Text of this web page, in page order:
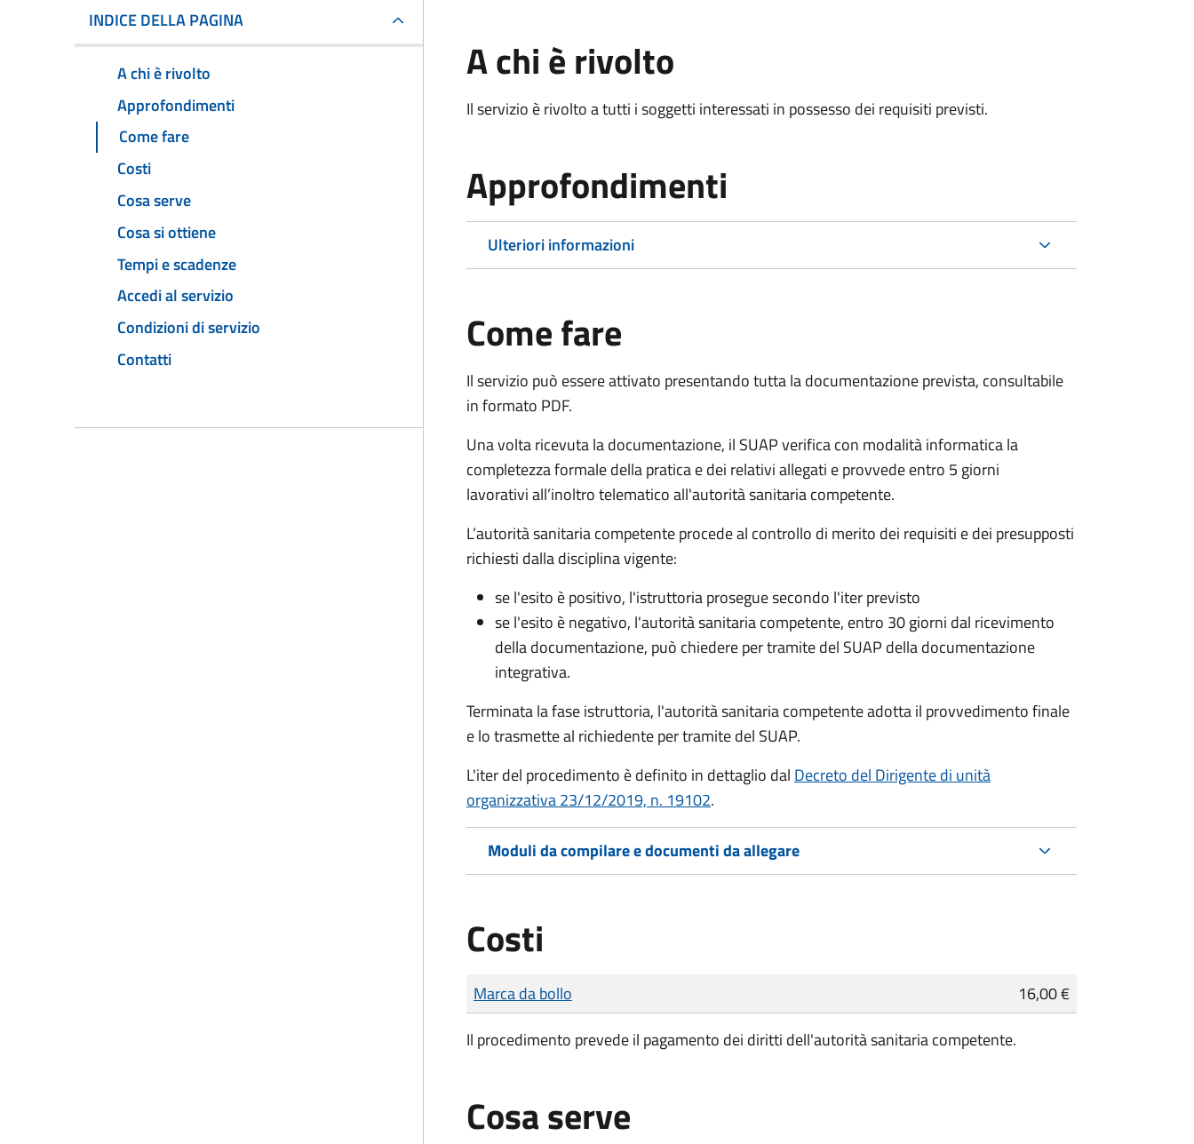
INDICE DELLA PAGINA
A chi è rivolto
Approfondimenti
Come fare
Costi
Cosa serve
Cosa si ottiene
Tempi e scadenze
Accedi al servizio
Condizioni di servizio
Contatti
A chi è rivolto
Il servizio è rivolto a tutti i soggetti interessati in possesso dei requisiti previsti.
Approfondimenti
Ulteriori informazioni
Come fare
Il servizio può essere attivato presentando tutta la documentazione prevista, consultabile
in formato PDF.
Una volta ricevuta la documentazione, il SUAP verifica con modalità informatica la
completezza formale della pratica e dei relativi allegati e provvede entro 5 giorni
lavorativi all’inoltro telematico all'autorità sanitaria competente.
L’autorità sanitaria competente procede al controllo di merito dei requisiti e dei presupposti
richiesti dalla disciplina vigente:
se l'esito è positivo, l'istruttoria prosegue secondo l'iter previsto
se l'esito è negativo, l'autorità sanitaria competente, entro 30 giorni dal ricevimento
della documentazione, può chiedere per tramite del SUAP della documentazione
integrativa.
Terminata la fase istruttoria, l'autorità sanitaria competente adotta il provvedimento finale
e lo trasmette al richiedente per tramite del SUAP.
L'iter del procedimento è definito in dettaglio dal Decreto del Dirigente di unità
organizzativa 23/12/2019, n. 19102.
Moduli da compilare e documenti da allegare
Costi
Tipo di pagamento
Importo
Marca da bollo
16,00 €
Il procedimento prevede il pagamento dei diritti dell'autorità sanitaria competente.
Cosa serve